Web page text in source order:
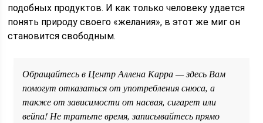
подобных продуктов. И как только человеку удается
понять природу своего «желания», в этот же миг он
становится свободным.
Обращайтесь в Центр Аллена Карра — здесь Вам
помогут отказаться от употребления снюса, а
также от зависимости от насвая, сигарет или
вейпа! Не тратьте время, записывайтесь прямо